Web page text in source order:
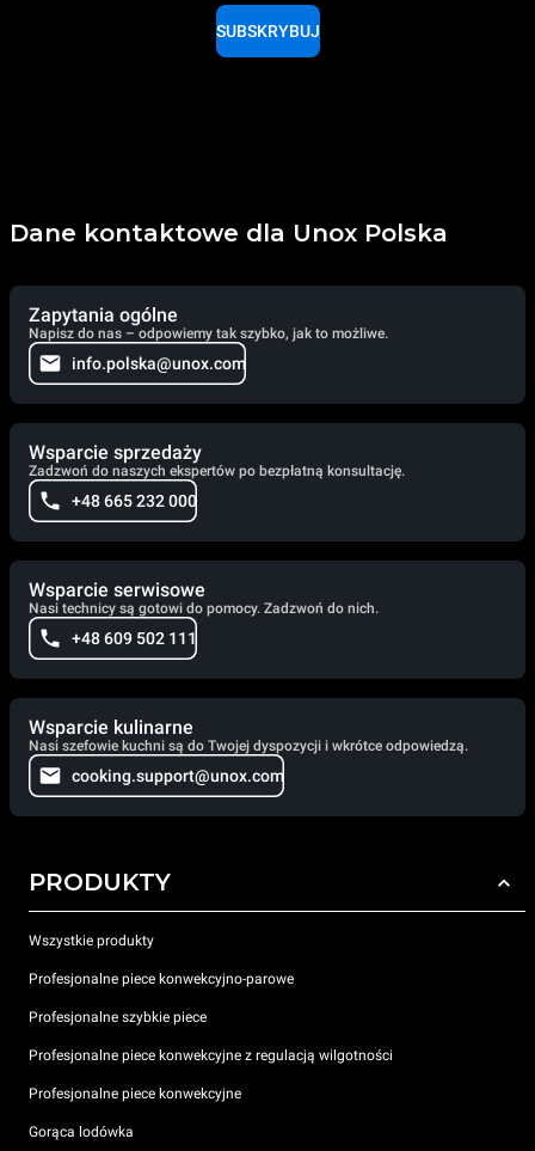
SUBSKRYBUJ
Dane kontaktowe dla Unox Polska
Zapytania ogólne
Napisz do nas – odpowiemy tak szybko, jak to możliwe.
info.polska@unox.com
Wsparcie sprzedaży
Zadzwoń do naszych ekspertów po bezpłatną konsultację.
+48 665 232 000
Wsparcie serwisowe
Nasi technicy są gotowi do pomocy. Zadzwoń do nich.
+48 609 502 111
Wsparcie kulinarne
Nasi szefowie kuchni są do Twojej dyspozycji i wkrótce odpowiedzą.
cooking.support@unox.com
PRODUKTY
Wszystkie produkty
Profesjonalne piece konwekcyjno-parowe
Profesjonalne szybkie piece
Profesjonalne piece konwekcyjne z regulacją wilgotności
Profesjonalne piece konwekcyjne
Gorąca lodówka